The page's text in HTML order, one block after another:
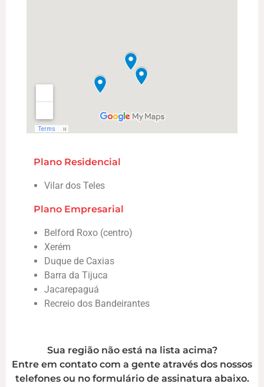
Plano Residencial
Vilar dos Teles
Plano Empresarial
Belford Roxo (centro)
Xerém
Duque de Caxias
Barra da Tijuca
Jacarepaguá
Recreio dos Bandeirantes
Sua região não está na lista acima?
Entre em contato com a gente através dos nossos
telefones ou no formulário de assinatura abaixo.